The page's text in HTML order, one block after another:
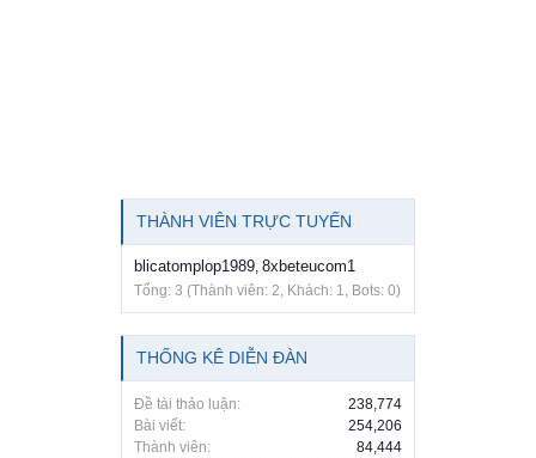
THÀNH VIÊN TRỰC TUYẾN
blicatomplop1989, 8xbeteucom1
Tổng: 3 (Thành viên: 2, Khách: 1, Bots: 0)
THỐNG KÊ DIỄN ĐÀN
Đề tài thảo luận:
238,774
Bài viết:
254,206
Thành viên:
84,444